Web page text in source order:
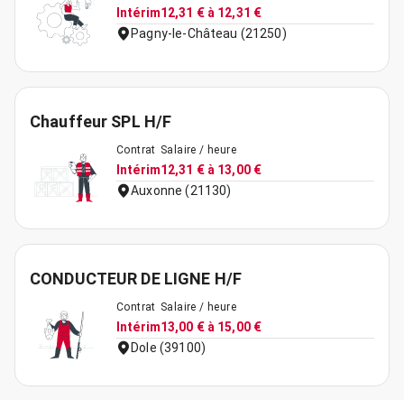
Intérim12,31 € à 12,31 €
Pagny-le-Château (21250)
Chauffeur SPL H/F
Contrat
Intérim
Salaire / heure
12,31 € à 13,00 €
Auxonne (21130)
CONDUCTEUR DE LIGNE H/F
Contrat
Intérim
Salaire / heure
13,00 € à 15,00 €
Dole (39100)